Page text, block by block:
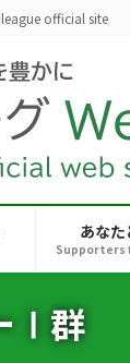
official site
あな
Supporters
Ⅰ群